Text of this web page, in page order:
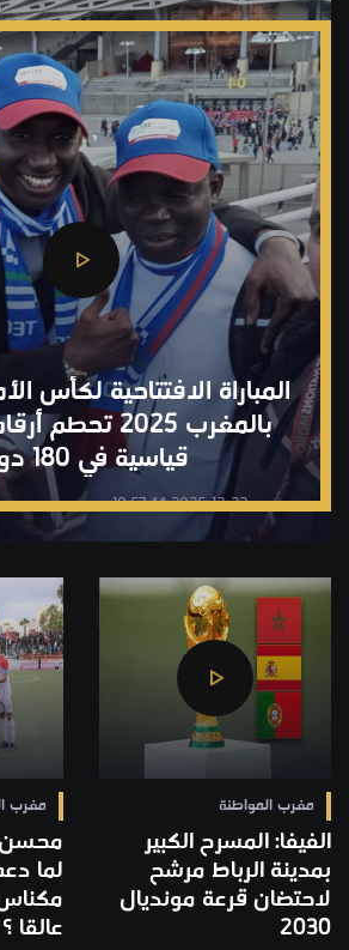
2025-12-22 10:57:44
المباراة الافتتاحية لكأس
بالمغرب 2025
قياسية في 180 دولة
مغرب المواطنة
الفيفا: المسرح الكبير
بمدينة الرباط مرشح
لاحتضان قرعة مونديال
2030
مغرب
محسن
لما
عالقا ؟